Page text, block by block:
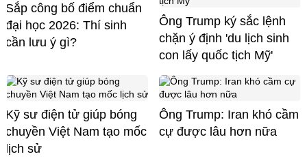
Sắp công bố điểm chuẩn
đại học 2026: Thí sinh
cần lưu ý gì?
Ông Trump ký sắc lệnh
chặn ý định 'du lịch sinh
con lấy quốc tịch Mỹ'
Kỹ sư điện tử giúp bóng
chuyền Việt Nam tạo mốc
lịch sử
Ông Trump: Iran khó cầm
cự được lâu hơn nữa